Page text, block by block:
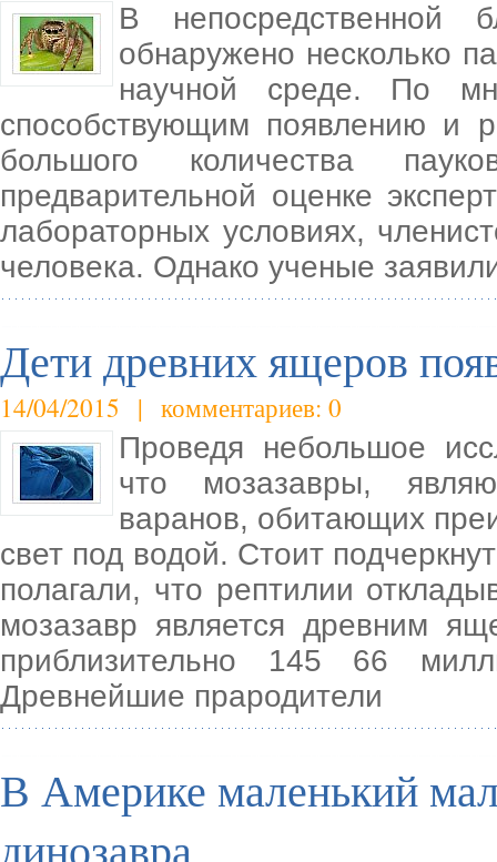
В
обнаружено несколько
научной среде. По
способствующим появлению и
большого количества
предварительной оценке
лабораторных условиях,
человека. Однако ученые
Дети древних ящеров
14/04/2015 | комментариев: 0
Проведя небольшое
что мозазавры,
варанов, обитающих
свет под водой. Стоит
полагали, что рептилии
мозазавр является древним
приблизительно 145 66
Древнейшие прародители
В Америке маленький
динозавра